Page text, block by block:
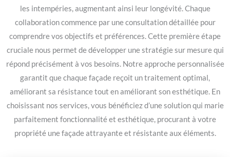
les intempéries, augmentant ainsi leur longévité. Chaque
collaboration commence par une consultation détaillée pour
comprendre vos objectifs et préférences. Cette première étape
cruciale nous permet de développer une stratégie sur mesure qui
répond précisément à vos besoins. Notre approche personnalisée
garantit que chaque façade reçoit un traitement optimal,
améliorant sa résistance tout en améliorant son esthétique. En
choisissant nos services, vous bénéficiez d’une solution qui marie
parfaitement fonctionnalité et esthétique, procurant à votre
propriété une façade attrayante et résistante aux éléments.